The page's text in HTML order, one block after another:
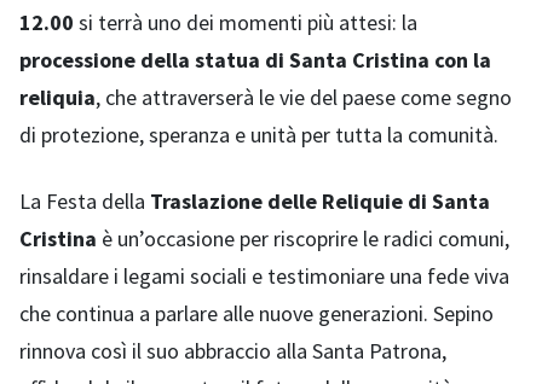
12.00 si terrà uno dei momenti più attesi: la
processione della statua di Santa Cristina con la
reliquia, che attraverserà le vie del paese come segno
di protezione, speranza e unità per tutta la comunità.
La Festa della Traslazione delle Reliquie di Santa
Cristina è un’occasione per riscoprire le radici comuni,
rinsaldare i legami sociali e testimoniare una fede viva
che continua a parlare alle nuove generazioni. Sepino
rinnova così il suo abbraccio alla Santa Patrona,